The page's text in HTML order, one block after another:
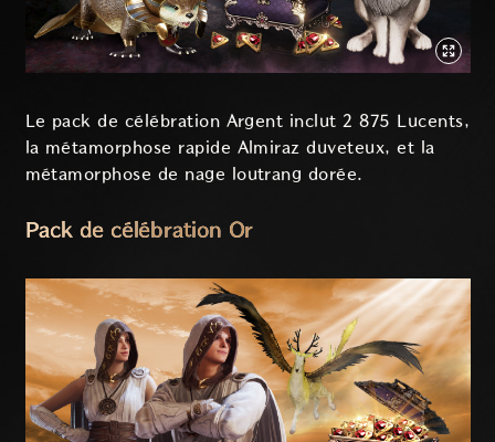
Le pack de célébration Argent inclut 2 875 Lucents,
la métamorphose rapide Almiraz duveteux, et la
métamorphose de nage loutrang dorée.
Pack de célébration Or